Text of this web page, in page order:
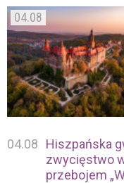
04.08
04.08
Hiszpańska
zwycięstwo
przebojem